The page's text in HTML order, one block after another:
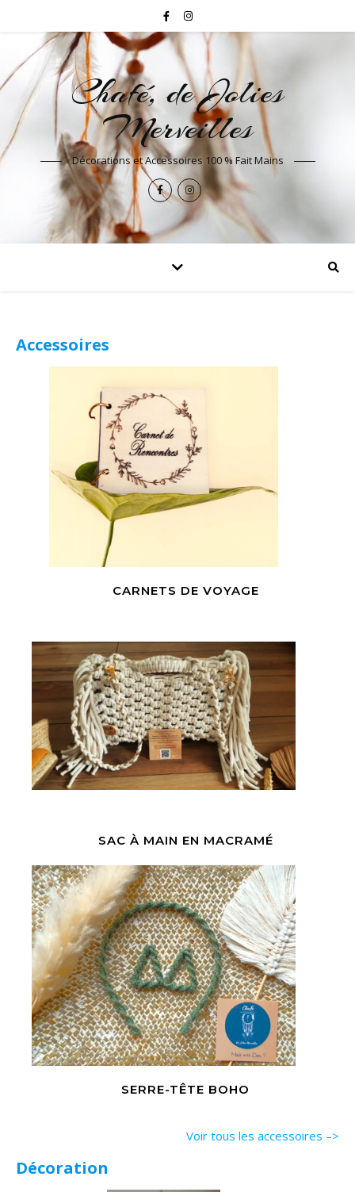
Chafé, de Jolies
Merveilles
Décorations et Accessoires 100 % Fait Mains
Accessoires
CARNETS DE VOYAGE
SAC À MAIN EN MACRAMÉ
SERRE-TÊTE BOHO
Voir tous les accessoires –>
Décoration